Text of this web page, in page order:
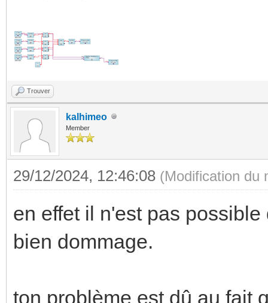
Trouver
kalhimeo
Member
29/12/2024, 12:46:08 (Modification du
en effet il n'est pas
bien dommage.
ton problème est dû au fait